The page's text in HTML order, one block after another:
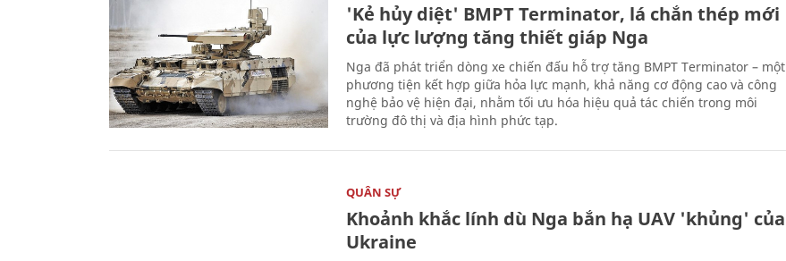
'Kẻ hủy diệt' BMPT Terminator, lá chắn thép mới
của lực lượng tăng thiết giáp Nga
Nga đã phát triển dòng xe chiến đấu hỗ trợ tăng BMPT Terminator – một
phương tiện kết hợp giữa hỏa lực mạnh, khả năng cơ động cao và công
nghệ bảo vệ hiện đại, nhằm tối ưu hóa hiệu quả tác chiến trong môi
trường đô thị và địa hình phức tạp.
QUÂN SỰ
Khoảnh khắc lính dù Nga bắn hạ UAV 'khủng' của
Ukraine